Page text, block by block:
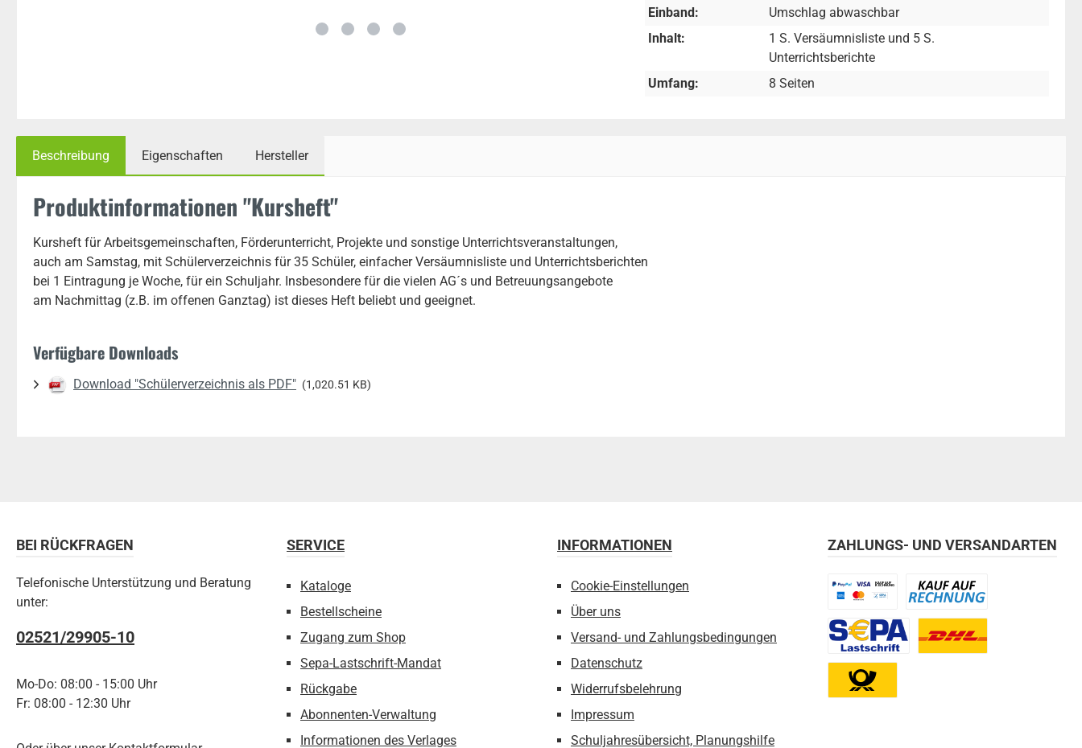
Einband:
Umschlag abwaschbar
Inhalt:
1 S. Versäumnisliste und 5 S.
Unterrichtsberichte
Umfang:
8 Seiten
Beschreibung Eigenschaften Hersteller
Produktinformationen "Kursheft"
Kursheft für Arbeitsgemeinschaften, Förderunterricht, Projekte und sonstige Unterrichtsveranstaltungen,
auch am Samstag, mit Schülerverzeichnis für 35 Schüler, einfacher Versäumnisliste und Unterrichtsberichten
bei 1 Eintragung je Woche, für ein Schuljahr. Insbesondere für die vielen AG´s und Betreuungsangebote
am Nachmittag (z.B. im offenen Ganztag) ist dieses Heft beliebt und geeignet.
Verfügbare Downloads
Download "Schülerverzeichnis als PDF" (1,020.51 KB)
BEI RÜCKFRAGEN
Telefonische Unterstützung und Beratung
unter:
02521/29905-10
Mo-Do: 08:00 - 15:00 Uhr
Fr: 08:00 - 12:30 Uhr
SERVICE
Kataloge
Bestellscheine
Zugang zum Shop
Sepa-Lastschrift-Mandat
Rückgabe
Abonnenten-Verwaltung
Informationen des Verlages
INFORMATIONEN
Cookie-Einstellungen
Über uns
Versand- und Zahlungsbedingungen
Datenschutz
Widerrufsbelehrung
Impressum
Schuljahresübersicht, Planungshilfe
ZAHLUNGS- UND VERSANDARTEN
Benutzerdefiniertes Bild 1Benutzerdefiniertes Bild 2
Benutzerdefiniertes Bild 3